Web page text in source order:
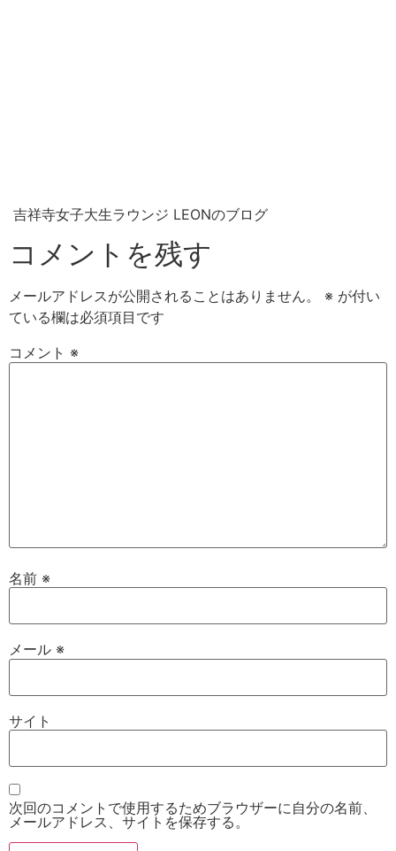
吉祥寺女子大生ラウンジ LEONのブログ
コメントを残す
メールアドレスが公開されることはありません。 ※ が付い
ている欄は必須項目です
コメント ※
名前 ※
メール ※
サイト
次回のコメントで使用するためブラウザーに自分の名前、
メールアドレス、サイトを保存する。